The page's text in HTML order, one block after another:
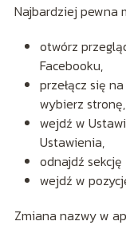
Najbardziej pewna
otwórz
Facebooku,
przełącz się
wybierz stronę,
wejdź w
Ustawienia,
odnajdź
wejdź w
Zmiana nazwy w